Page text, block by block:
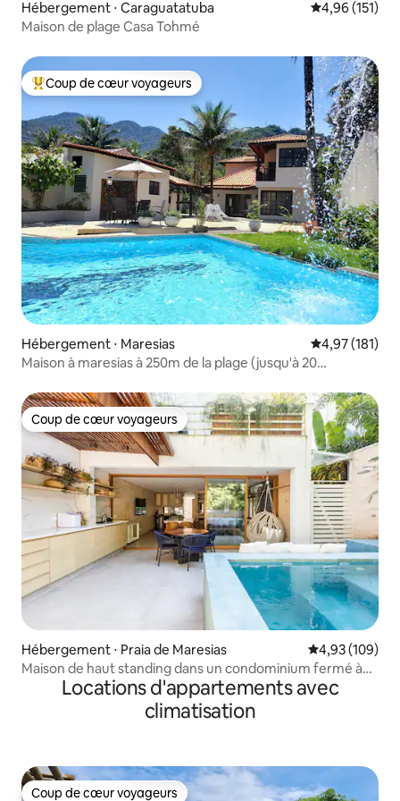
Hébergement ⋅ Caraguatatuba Évaluation
4,96 (151)
Maison de plage Casa Tohmé
Coups de cœur voyageurs les plus appréciés
Coup de cœur voyageurs
Hébergement ⋅ Maresias Évaluation
4,97 (181)
Maison à maresias à 250m de la plage (jusqu'à 20
Coup de cœur voyageurs
Coup de cœur voyageurs
Hébergement ⋅ Praia de Maresias Évaluation
4,93 (109)
Maison de haut standing dans un condominium fermé à
MaresiasLocations d'appartements avec
climatisation
Coup de cœur voyageurs